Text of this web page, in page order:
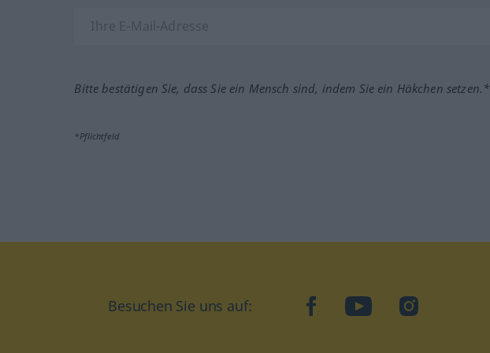
Bitte bestätigen Sie, dass Sie ein Mensch sind, indem Sie ein Häkchen setzen.*
*Pflichtfeld
Besuchen Sie uns auf: facebookYouTubeInstagram